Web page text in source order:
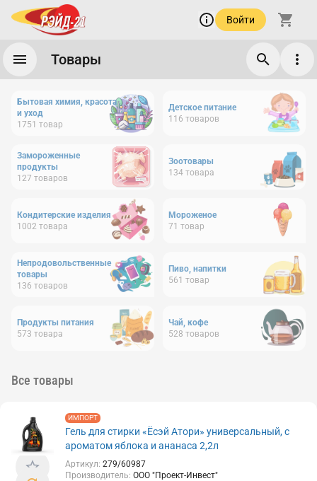
Войти
Товары
Бытовая химия, красота
и уход
1751 товар
Детское питание
116 товаров
Замороженные
продукты
127 товаров
Зоотовары
134 товара
Кондитерские изделия
1002 товара
Мороженое
71 товар
Непродовольственные
товары
136 товаров
Пиво, напитки
561 товар
Продукты питания
573 товара
Чай, кофе
528 товаров
Все товары
ИМПОРТ
Гель для стирки «Ёсэй Атори» универсальный, с
ароматом яблока и ананаса 2,2л
Артикул: 279/60987
Производитель: ООО "Проект-Инвест"